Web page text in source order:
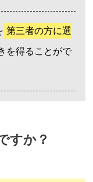
第三者の方に選
を得ることがで
すか？